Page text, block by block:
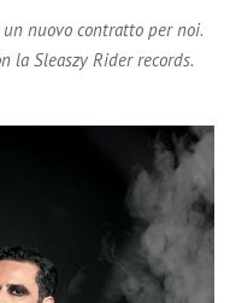
nuovo contratto per noi.
la Sleaszy Rider records.